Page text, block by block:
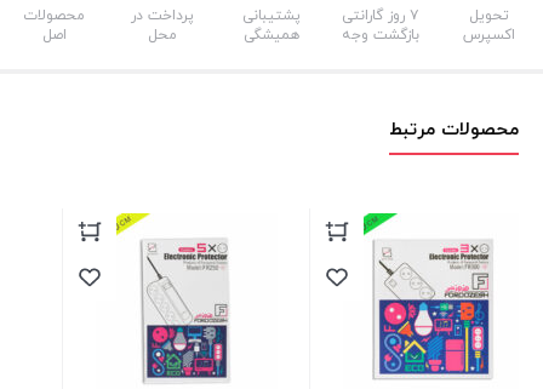
تحویل
اکسپرس
۷ روز گارانتی
بازگشت وجه
پشتیبانی
همیشگی
پرداخت در
محل
محصولات
اصل
محصولات مرتبط